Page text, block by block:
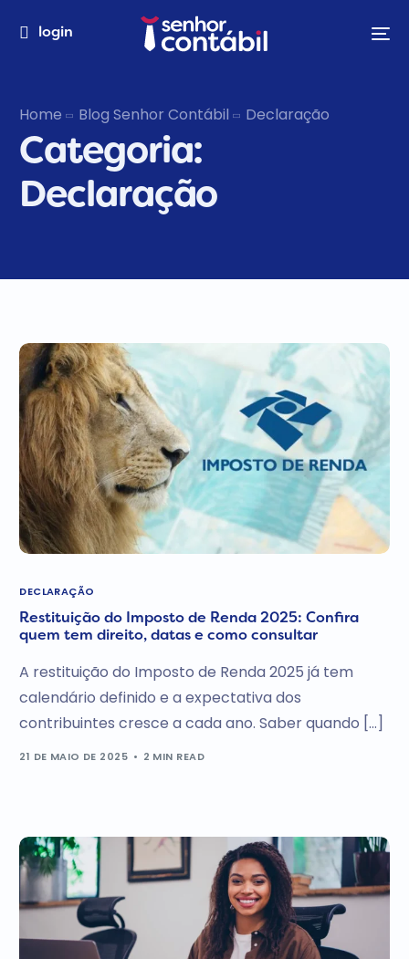
login
Home Blog Senhor Contábil Declaração
Categoria:
Declaração
DECLARAÇÃO
Restituição do Imposto de Renda 2025: Confira
quem tem direito, datas e como consultar
A restituição do Imposto de Renda 2025 já tem
calendário definido e a expectativa dos
contribuintes cresce a cada ano. Saber quando […]
21 DE MAIO DE 2025 2 MIN READ